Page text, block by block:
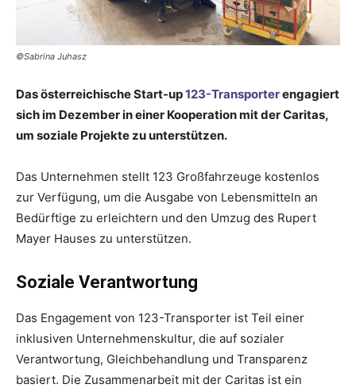
©Sabrina Juhasz
Das österreichische Start-up123-Transporterengagiert
sich im Dezember in einer Kooperation mit der Caritas,
um soziale Projekte zu unterstützen.
Das Unternehmen stellt 123 Großfahrzeuge kostenlos
zur Verfügung, um die Ausgabe von Lebensmitteln an
Bedürftige zu erleichtern und den Umzug des Rupert
Mayer Hauses zu unterstützen.
Soziale Verantwortung
Das Engagement von 123-Transporter ist Teil einer
inklusiven Unternehmenskultur, die auf sozialer
Verantwortung, Gleichbehandlung und Transparenz
basiert. Die Zusammenarbeit mit der Caritas ist ein